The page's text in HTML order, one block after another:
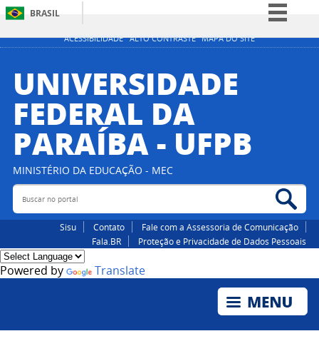
ACESSIBILIDADE ALTO CONTRASTE MAPA DO SITE
BRASIL
Simplifique!
Participe
Acesso à informação
Canais
UNIVERSIDADE
FEDERAL DA
PARAÍBA - UFPB
MINISTÉRIO DA EDUCAÇÃO - MEC
Buscar no portal
Sisu Contato
Fale com a Assessoria de Comunicação
Fala.BR
Proteção e Privacidade de Dados Pessoais
Powered by Translate